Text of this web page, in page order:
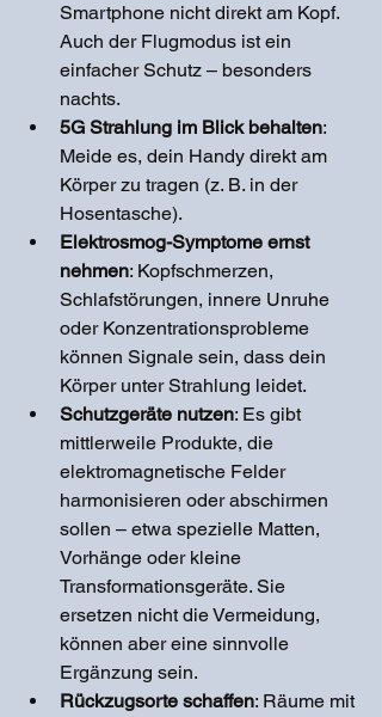
Smartphone nicht direkt am Kopf.
Auch der Flugmodus ist ein
einfacher Schutz – besonders
nachts.
5G Strahlung im Blick behalten:
Meide es, dein Handy direkt am
Körper zu tragen (z. B. in der
Hosentasche).
Elektrosmog-Symptome ernst
nehmen: Kopfschmerzen,
Schlafstörungen, innere Unruhe
oder Konzentrationsprobleme
können Signale sein, dass dein
Körper unter Strahlung leidet.
Schutzgeräte nutzen: Es gibt
mittlerweile Produkte, die
elektromagnetische Felder
harmonisieren oder abschirmen
sollen – etwa spezielle Matten,
Vorhänge oder kleine
Transformationsgeräte. Sie
ersetzen nicht die Vermeidung,
können aber eine sinnvolle
Ergänzung sein.
Rückzugsorte schaffen: Räume mit